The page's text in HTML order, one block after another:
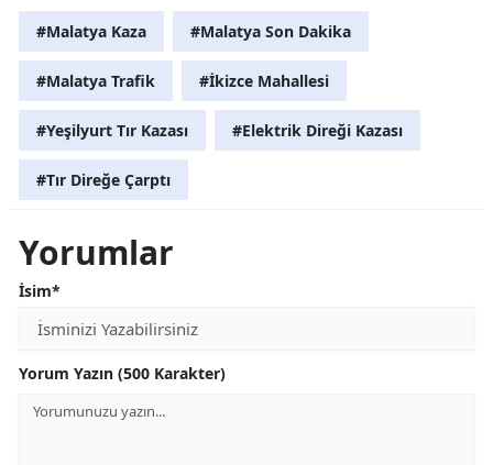
#Malatya Kaza #Malatya Son Dakika
#Malatya Trafik #İkizce Mahallesi
#Yeşilyurt Tır Kazası #Elektrik Direği Kazası
#Tır Direğe Çarptı
Yorumlar
İsim*
Yorum Yazın (500 Karakter)